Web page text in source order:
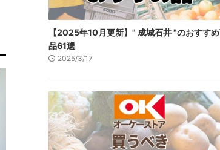
【2025年10月更新】" 成城石井 "のおすす
品61選
2025/3/17